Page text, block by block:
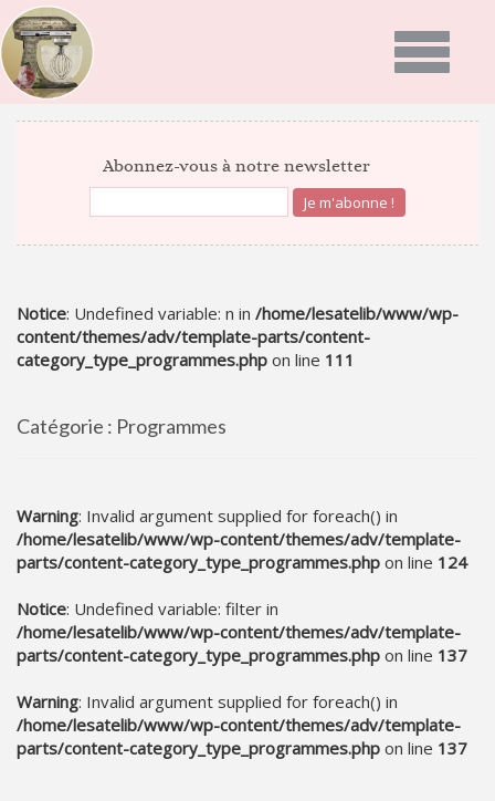
Toggle
PRÉSENTATION
PROGRAMMES
GALERIE PHOTO
RECETTES
ACTUALITÉS
CONTACT
Abonnez-vous à notre newsletter
Notice: Undefined variable: n in /home/lesatelib/www/wp-
content/themes/adv/template-parts/content-
category_type_programmes.php on line 111
Catégorie : Programmes
Warning: Invalid argument supplied for foreach() in
/home/lesatelib/www/wp-content/themes/adv/template-
parts/content-category_type_programmes.php on line 124
Notice: Undefined variable: filter in
/home/lesatelib/www/wp-content/themes/adv/template-
parts/content-category_type_programmes.php on line 137
Warning: Invalid argument supplied for foreach() in
/home/lesatelib/www/wp-content/themes/adv/template-
parts/content-category_type_programmes.php on line 137